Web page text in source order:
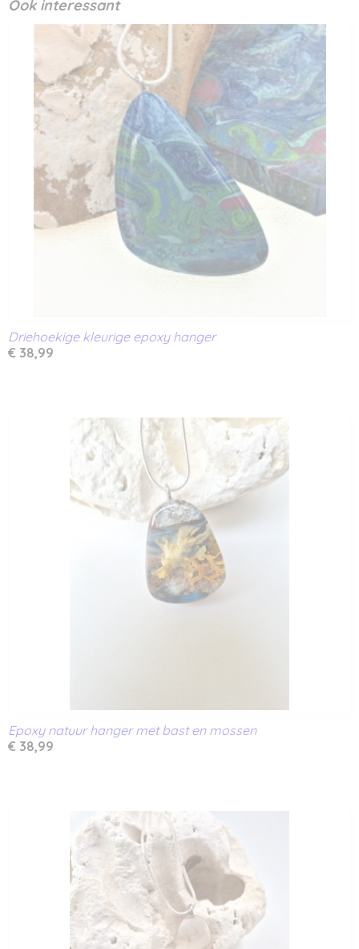
Ook interessant
Driehoekige kleurige epoxy hanger
€ 38,99
Epoxy natuur hanger met bast en mossen
€ 38,99